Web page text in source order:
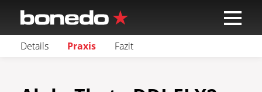
Details Praxis Fazit